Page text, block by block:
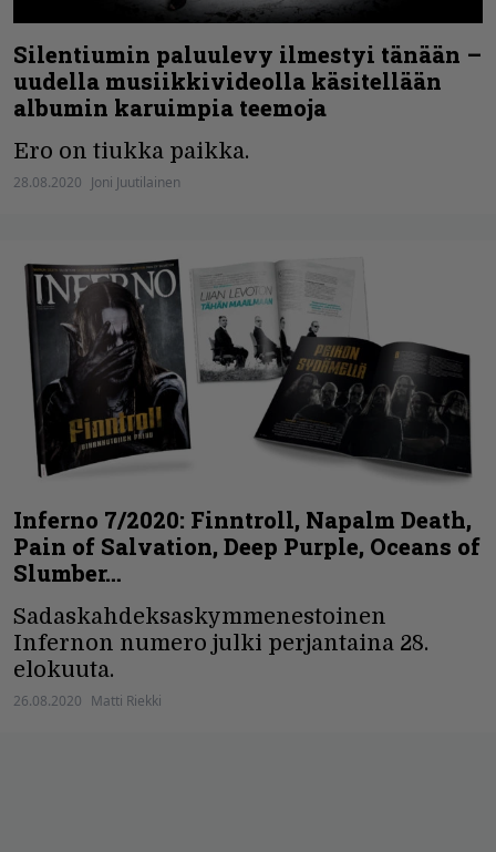
Silentiumin paluulevy ilmestyi tänään –
uudella musiikkivideolla käsitellään
albumin karuimpia teemoja
Ero on tiukka paikka.
28.08.2020 Joni Juutilainen
Inferno 7/2020: Finntroll, Napalm Death,
Pain of Salvation, Deep Purple, Oceans of
Slumber…
Sadaskahdeksaskymmenestoinen
Infernon numero julki perjantaina 28.
elokuuta.
26.08.2020 Matti Riekki